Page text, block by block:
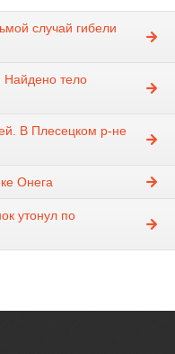
случай гибели
тело
В Плесецком р-не
Онега
утонул по